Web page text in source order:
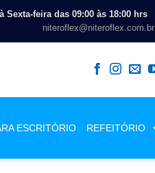
Sexta-feira das 09:00 às 18:00 hrs
niteroflex@niteroflex.com.br
ESCRITÓRIO REFEITÓRIO